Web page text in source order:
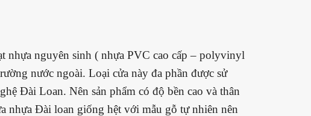
nhựa nguyên sinh ( nhựa PVC cao cấp – polyvinyl
nước ngoài. Loại cửa này đa phần được sử
Đài Loan. Nên sản phẩm có độ bền cao và thân
nhựa Đài loan giống hệt với mẫu gỗ tự nhiên nên